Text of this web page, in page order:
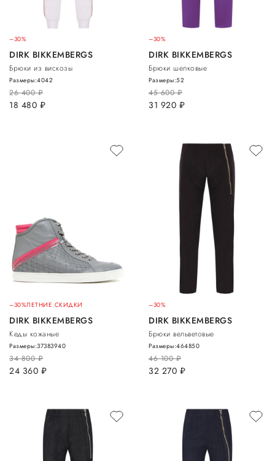
–30%
DIRK BIKKEMBERGS
Брюки из вискозы
26 400руб.
18 480 руб.
Размеры:4042
–30%
DIRK BIKKEMBERGS
Брюки шелковые
45 600руб.
31 920 руб.
Размеры:52
–30%ЛЕТНИЕ СКИДКИ
DIRK BIKKEMBERGS
Кеды кожаные
34 800руб.
24 360 руб.
Размеры:37383940
–30%
DIRK BIKKEMBERGS
Брюки вельветовые
46 100руб.
32 270 руб.
Размеры:464850